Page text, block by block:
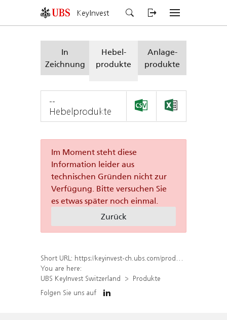
KeyInvest
In
Zeichnung
Hebel-
produkte
Anlage-
produkte
--
Hebelprodukte
Im Moment steht diese
Information leider aus
technischen Gründen nicht zur
Verfügung. Bitte versuchen Sie
es etwas später noch einmal.
Zurück
Short URL: https://keyinvest-ch.ubs.com/produkt/liste?underlyings%5B%5D=451543
You are here:
UBS KeyInvest Switzerland
Produkte
Folgen Sie uns auf